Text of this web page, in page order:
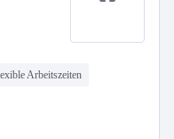
Arbeitszeiten